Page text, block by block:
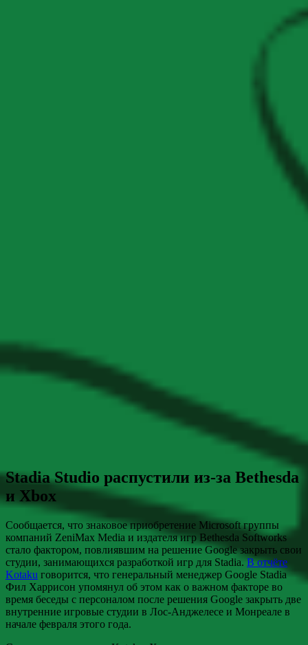
Stadia Studio распустили из-за Bethesda
и Xbox
Сообщается, что знаковое приобретение Microsoft группы
компаний ZeniMax Media и издателя игр Bethesda Softworks
стало фактором, повлиявшим на решение Google закрыть свои
студии, занимающихся разработкой игр для Stadia.В отчёте
Kotaku говорится, что генеральный менеджер Google Stadia
Фил Харрисон упомянул об этом как о важном факторе во
время беседы с персоналом после решения Google закрыть две
внутренние игровые студии в Лос-Анджелесе и Монреале в
начале февраля этого года.